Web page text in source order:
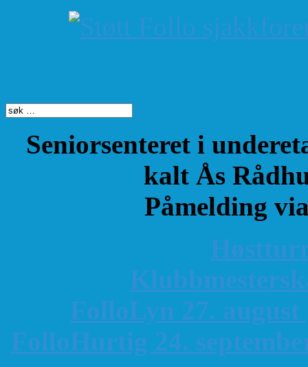
Seniorsenteret i
kalt Ås
Påmelding
K
FolloLyn 27. august
FolloHurtig 24.